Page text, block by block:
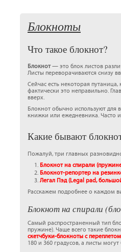
Блокноты
Что такое блокнот?
Блокнот— это блок листов
Листы переворачиваются снизу
Сейчас есть некоторая путаница,
фактически это неправильно.
вверх.
Блокнот обычно используют для
книжки или ежедневника. Часто
Какие бывают
Пожалуй, три главных
Блокнот на спирали
Блокнот-репортер на
Легал Пэд (Legal pad,
Расскажем подробнее о каждом
Блокнот на спирали
Самый распространенный тип
пружине). Чаще всего такие
скетчбуки-блокноты с
180 и 360 градусов, а листы